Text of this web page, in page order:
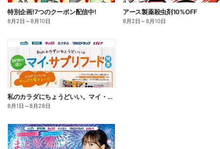
特別企画!7つのクーポン配信中!
8月2日 ～8月10日
アース製薬殺虫剤10%OFF
8月2日 ～8月10日
私のカラダにちょうどいい。マイ・サプリフード
8月1日 ～8月28日